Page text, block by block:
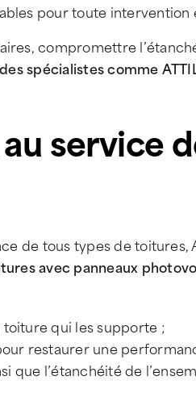
pour toute intervention
compromettre
spécialistes comme
service
de tous types de toitures,
avec panneaux
qui les supporte ;
restaurer une
que l’étanchéité de